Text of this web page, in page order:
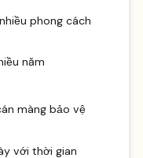
phong cách
năm
màng bảo vệ
với thời gian